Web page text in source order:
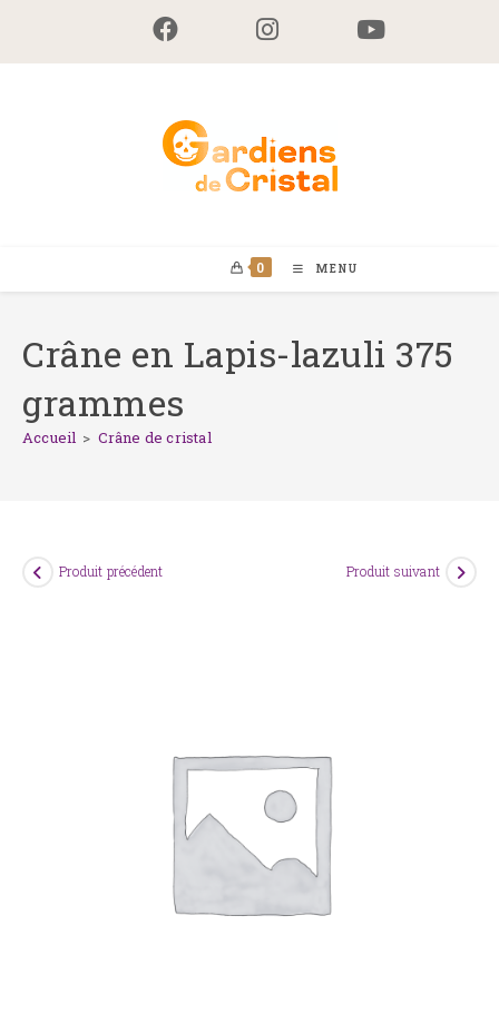
content
0 MENU
Crâne en Lapis-lazuli 375
grammes
Accueil > Crâne de cristal
Produit précédent Produit suivant